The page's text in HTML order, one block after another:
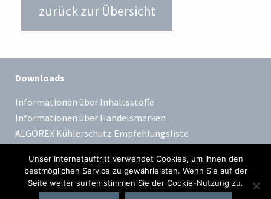
zurück zur Übersicht
Downloads
Informationen über Inhaltsstoffe
Informationen über Handelsmarken
ALGOREX Kühlerschutz Empfehlungsliste
Unser Internetauftritt verwendet Cookies, um Ihnen den
bestmöglichen Service zu gewährleisten. Wenn Sie auf der
Seite weiter surfen stimmen Sie der Cookie-Nutzung zu.